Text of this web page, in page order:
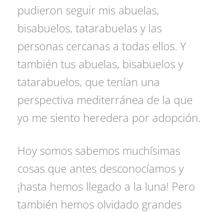
pudieron seguir mis abuelas,
bisabuelos, tatarabuelas y las
personas cercanas a todas ellos. Y
también tus abuelas, bisabuelos y
tatarabuelos, que tenían una
perspectiva mediterránea de la que
yo me siento heredera por adopción.
Hoy somos sabemos muchísimas
cosas que antes desconocíamos y
¡hasta hemos llegado a la luna! Pero
también hemos olvidado grandes